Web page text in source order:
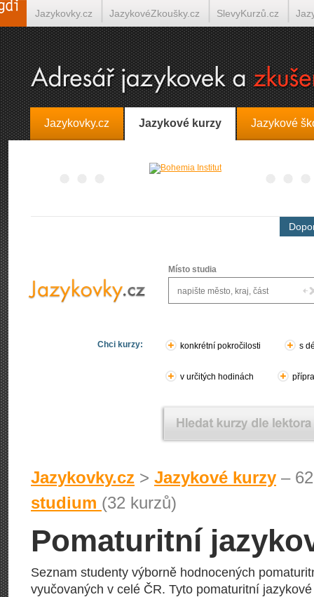
Jazykovky.cz Jazykové kurzy Jazykové
Místo studia
Chci kurzy: konkrétní pokročilosti s
v určitých hodinách
Jazykovky.cz > Jazykové kurzy –
studium (32 kurzů)
Pomaturitní
Seznam studenty výborně hodnocených
vyučovaných v celé ČR. Tyto pomaturitní
Jazykovky.cz JazykovéZkoušky.cz SlevyKurzů.cz
Španělština on-line Italština on-line Tlumočení-